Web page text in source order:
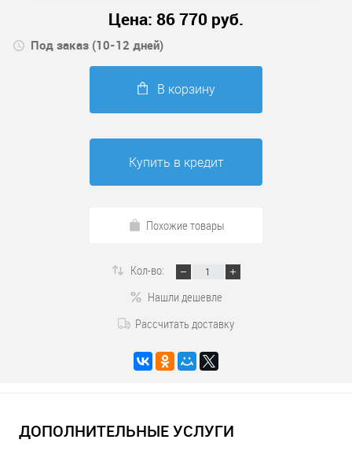
Цена: 86 770 руб.
Под заказ (10-12 дней)
В корзину
Купить в кредит
Похожие товары
Кол-во:
Нашли дешевле
Рассчитать доставку
ДОПОЛНИТЕЛЬНЫЕ УСЛУГИ